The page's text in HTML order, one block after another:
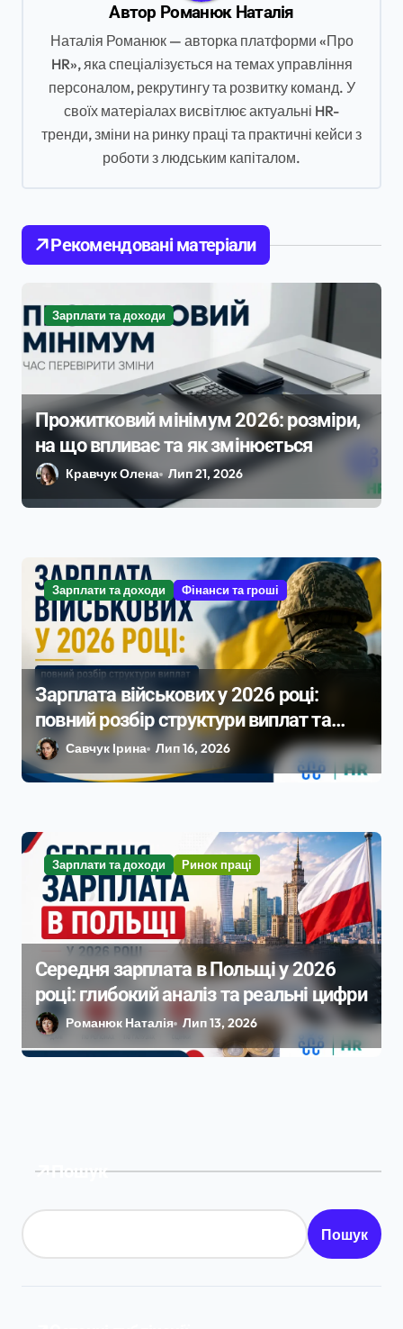
і
в
Автор Романюк Наталія
Наталія Романюк — авторка платформи «Про
HR», яка спеціалізується на темах управління
персоналом, рекрутингу та розвитку команд. У
своїх матеріалах висвітлює актуальні HR-
тренди, зміни на ринку праці та практичні кейси з
роботи з людським капіталом.
Рекомендовані матеріали
Зарплати та доходи
Прожитковий мінімум 2026: розміри,
на що впливає та як змінюється
Кравчук Олена Лип 21, 2026
Зарплати та доходи Фінанси та гроші
Зарплата військових у 2026 році:
повний розбір структури виплат та
вплив на ринок праці
Савчук Ірина Лип 16, 2026
Зарплати та доходи Ринок праці
Середня зарплата в Польщі у 2026
році: глибокий аналіз та реальні цифри
Романюк Наталія Лип 13, 2026
Пошук
Пошук